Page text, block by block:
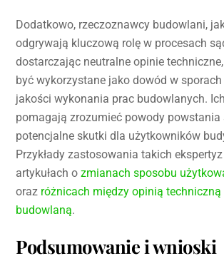
Dodatkowo, rzeczoznawcy budowlani,
odgrywają kluczową rolę w procesach
dostarczając neutralne opinie
być wykorzystane jako dowód w
jakości wykonania prac budowlanych.
pomagają zrozumieć powody powstania
potencjalne skutki dla użytkowników
Przykłady zastosowania takich
artykułach ozmianach sposobu
oraz różnicach między opinią techniczną
budowlaną.
Podsumowanie i wnioski